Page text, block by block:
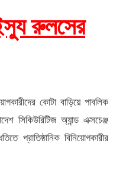
রুলসের
কোটা বাড়িয়ে পাবলিক
অ্যান্ড এক্সচেঞ্জ
প্রাতিষ্ঠানিক বিনিয়োগকারীর